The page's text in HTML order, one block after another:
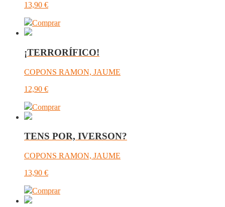
13,90 €
Comprar
¡TERRORÍFICO!
COPONS RAMON, JAUME
12,90 €
Comprar
TENS POR, IVERSON?
COPONS RAMON, JAUME
13,90 €
Comprar